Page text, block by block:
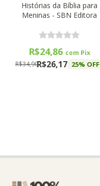
Histórias da Bíblia para
Meninas - SBN Editora
R$26,17
R$34,90 25% OFF
R$24,86 com Pix